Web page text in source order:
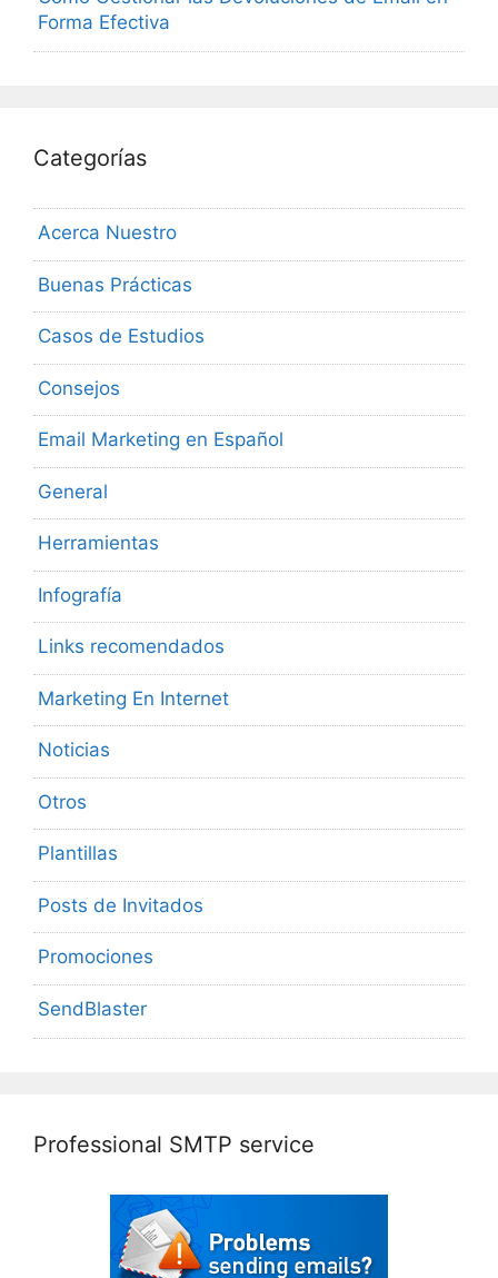
Forma Efectiva
Categorías
Acerca Nuestro
Buenas Prácticas
Casos de Estudios
Consejos
Email Marketing en Español
General
Herramientas
Infografía
Links recomendados
Marketing En Internet
Noticias
Otros
Plantillas
Posts de Invitados
Promociones
SendBlaster
Professional SMTP service